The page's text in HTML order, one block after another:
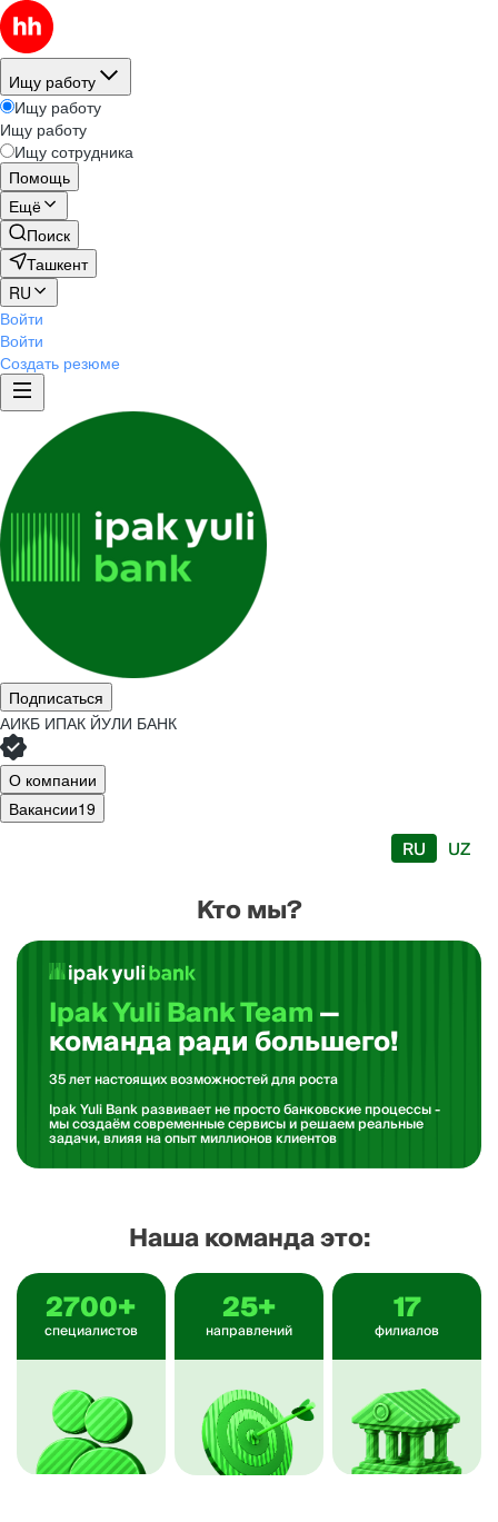
Ищу работу
Ищу работу
Ищу работу
Ищу сотрудника
Помощь
Ещё
Поиск
Ташкент
RU
Войти
Войти
Создать резюме
Подписаться
АИКБ ИПАК ЙУЛИ БАНК
О компании
Вакансии19
RU UZ
Кто мы?
Ipak Yuli Bank Team—
команда ради большего!
35 лет настоящих возможностей для роста
Ipak Yuli Bank развивает не просто банковские процессы -
мы создаём современные сервисы и решаем реальные
задачи, влияя на опыт миллионов клиентов
Наша команда это:
2700+
специалистов
25+
направлений
17
филиалов